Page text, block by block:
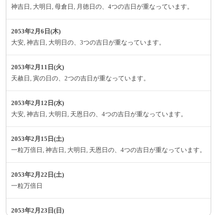
神吉日, 大明日, 母倉日, 月徳日の、4つの吉日が重なっています。
2053年2月6日(木)
大安, 神吉日, 大明日の、3つの吉日が重なっています。
2053年2月11日(火)
天赦日, 寅の日の、2つの吉日が重なっています。
2053年2月12日(水)
大安, 神吉日, 大明日, 天恩日の、4つの吉日が重なっています。
2053年2月15日(土)
一粒万倍日, 神吉日, 大明日, 天恩日の、4つの吉日が重なっています。
2053年2月22日(土)
一粒万倍日
2053年2月23日(日)